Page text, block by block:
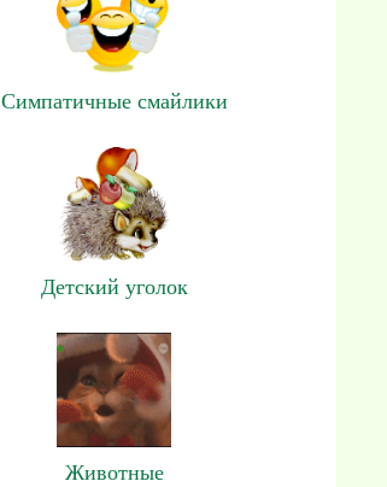
Симпатичные смайлики
Детский уголок
Животные